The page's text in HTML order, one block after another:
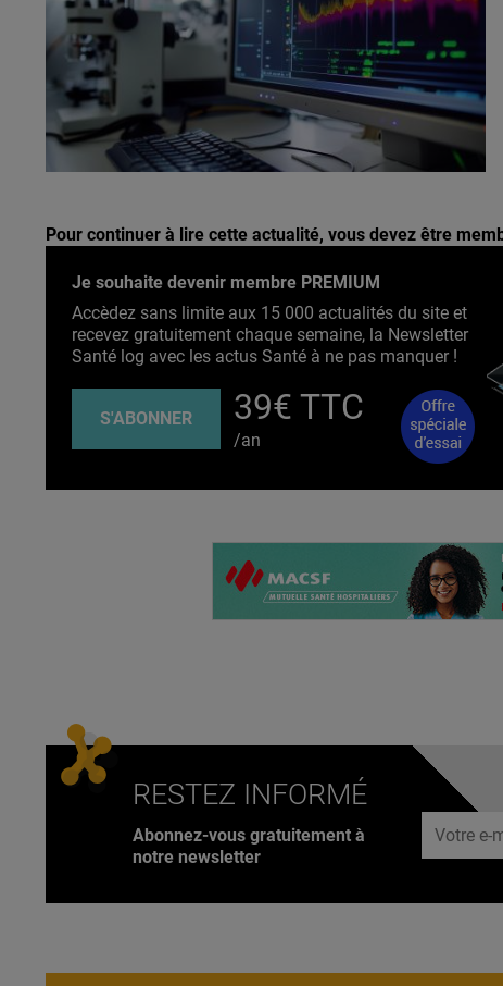
Pour continuer à lire cette actualité, vous devez être
Je souhaite devenir membre PREMIUM
Accèdez sans limite aux 15 000 actualités du site et
recevez gratuitement chaque semaine, la Newsletter
Santé log avec les actus Santé à ne pas manquer !
S'ABONNER 39€ TTC
/an
RESTEZ INFORMÉ
Abonnez-vous gratuitement à
notre newsletter
Adresse